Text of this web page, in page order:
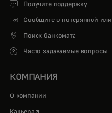
Получите поддержку
Сообщите о потерянной или
Поиск банкомата
Часто задаваемые вопросы
КОМПАНИЯ
О компании
Карьера opens in a new tab